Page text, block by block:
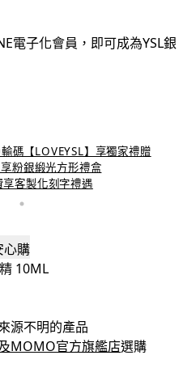
電子化會員，即可成為YSL銀
碼【LOVEYSL】享獨家禮贈
粉銀緞光方形禮盒
客製化刻字禮遇
心購
10ML
源不明的產品
MOMO官方旗艦店選購